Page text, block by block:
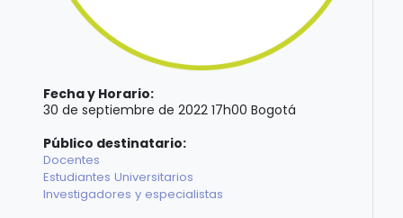
Fecha y Horario:
30 de septiembre de 2022 17h00 Bogotá
Público destinatario:
Docentes
Estudiantes Universitarios
Investigadores y especialistas